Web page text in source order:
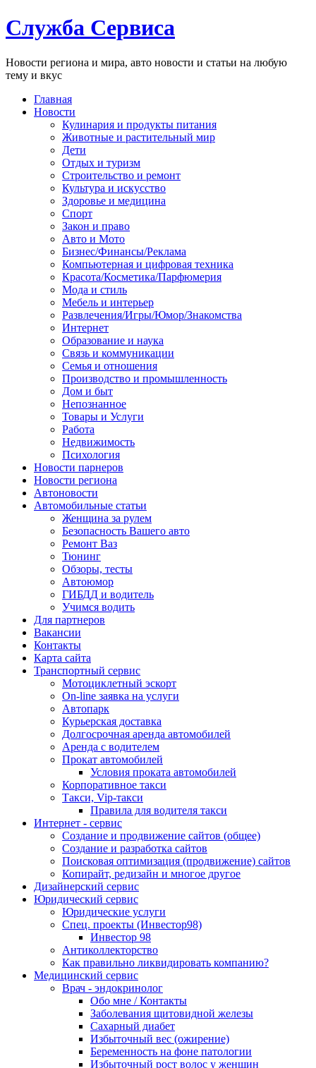
Служба Сервиса
Новости региона и мира, авто новости и статьи на любую
тему и вкус
Главная
Новости
Кулинария и продукты питания
Животные и растительный мир
Дети
Отдых и туризм
Строительство и ремонт
Культура и искусство
Здоровье и медицина
Спорт
Закон и право
Авто и Мото
Бизнес/Финансы/Реклама
Компьютерная и цифровая техника
Красота/Косметика/Парфюмерия
Мода и стиль
Мебель и интерьер
Развлечения/Игры/Юмор/Знакомства
Интернет
Образование и наука
Связь и коммуникации
Семья и отношения
Производство и промышленность
Дом и быт
Непознанное
Товары и Услуги
Работа
Недвижимость
Психология
Новости парнеров
Новости региона
Автоновости
Автомобильные статьи
Женщина за рулем
Безопасность Вашего авто
Ремонт Ваз
Тюнинг
Обзоры, тесты
Автоюмор
ГИБДД и водитель
Учимся водить
Для партнеров
Вакансии
Контакты
Карта сайта
Транспортный сервис
Мотоциклетный эскорт
On-line заявка на услуги
Автопарк
Курьерская доставка
Долгосрочная аренда автомобилей
Аренда с водителем
Прокат автомобилей
Условия проката автомобилей
Корпоративное такси
Такси, Vip-такси
Правила для водителя такси
Интернет - сервис
Создание и продвижение сайтов (общее)
Создание и разработка сайтов
Поисковая оптимизация (продвижение) сайтов
Копирайт, редизайн и многое другое
Дизайнерский сервис
Юридический сервис
Юридические услуги
Спец. проекты (Инвестор98)
Инвестор 98
Антиколлекторство
Как правильно ликвидировать компанию?
Медицинский сервис
Врач - эндокринолог
Обо мне / Контакты
Заболевания щитовидной железы
Сахарный диабет
Избыточный вес (ожирение)
Беременность на фоне патологии
Избыточный рост волос у женщин